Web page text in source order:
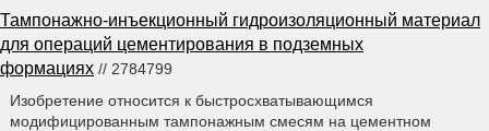
Тампонажно-инъекционный гидроизоляционный материал
для операций цементирования в подземных
формациях // 2784799
Изобретение относится к быстросхватывающимся
модифицированным тампонажным смесям на цементном